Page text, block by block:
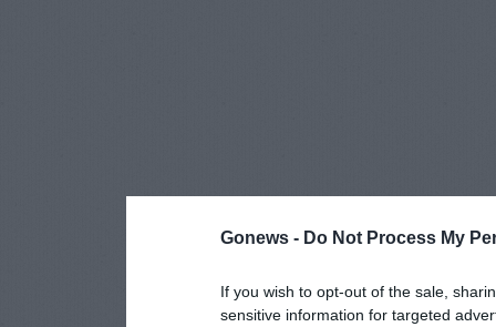
Gonews - Do Not Process My
If you wish to opt-out of the sale,
sensitive information for targeted